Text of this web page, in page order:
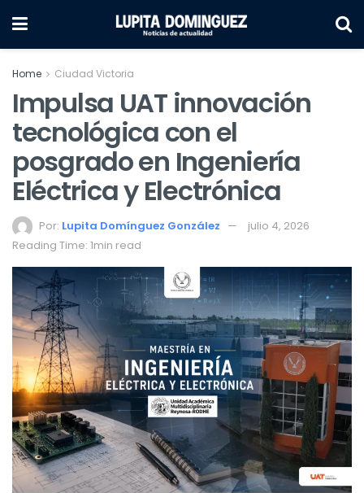
Home Ciudad Victoria
Impulsa UAT innovación
tecnológica con el
posgrado en Ingeniería
Eléctrica y Electrónica
Por: Lupita Domínguez González
julio 4, 2026
Reading Time: 1min read